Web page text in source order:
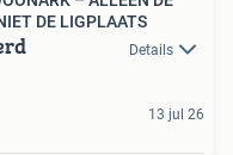
DE LIGPLAATS
Details
13 jul 26